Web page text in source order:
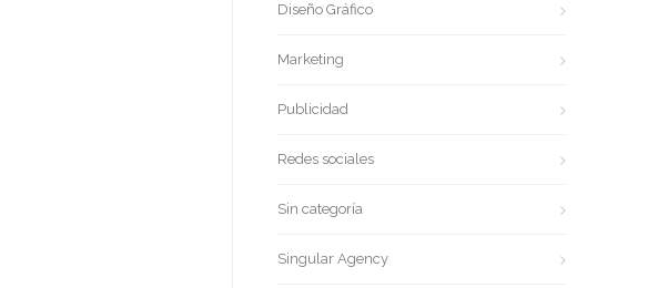
Diseño Gráfico
Marketing
Publicidad
Redes sociales
Sin categoría
Singular Agency